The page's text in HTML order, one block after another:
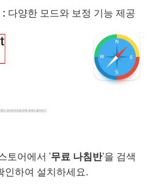
: 다양한 모드와 보정 기능 제공
토어에서 '무료 나침반'을 검색
인하여 설치하세요.